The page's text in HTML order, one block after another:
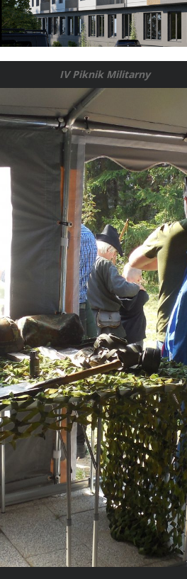
IV Piknik Militarny